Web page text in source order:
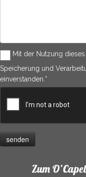
Mit der Nutzung
Speicherung und
einverstanden. *
Zum